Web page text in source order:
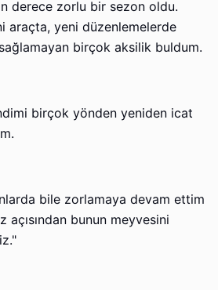
derece zorlu bir sezon oldu.
araçta, yeni düzenlemelerde
birçok aksilik buldum.
birçok yönden yeniden icat
bile zorlamaya devam ettim
açısından bunun meyvesini